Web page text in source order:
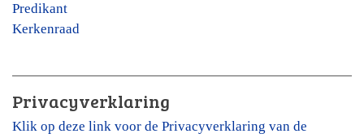
Predikant
Kerkenraad
Privacyverklaring
Klik op deze link voor de Privacyverklaring van de